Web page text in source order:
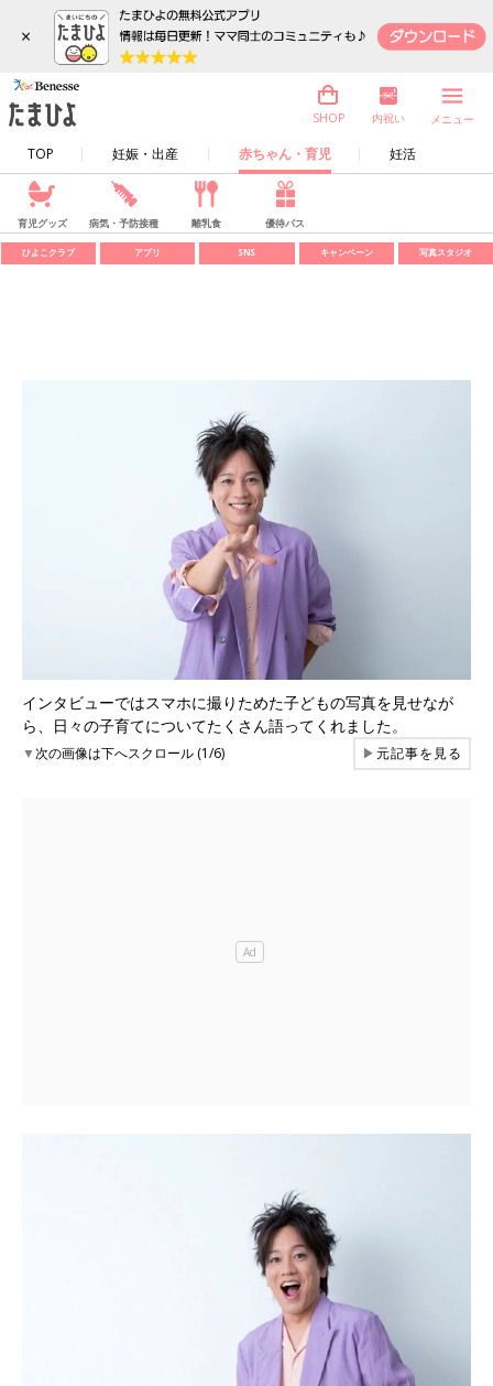
×
TOP 妊娠・出産 赤ちゃん・育児 妊活
SHOP 内祝い メニュー
育児グッズ 病気・予防接種 離乳食 優待パス
ひよこクラブ アプリ SNS キャンペーン 写真スタジオ
インタビューではスマホに撮りためた子どもの写真を見せなが
ら、日々の子育てについてたくさん語ってくれました。
▼次の画像は下へスクロール (1/6) ▶元記事を見る